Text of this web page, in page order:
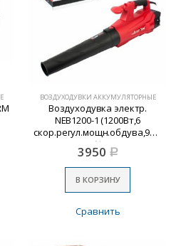
ВОЗДУХОДУВКИ АККУМУЛЯТОРНЫЕ
Воздуходувка электр.
NEB1200-1 (1200Вт,6
скор.регул.мощн.обдува,96м/
с) №1
3950 Р
В КОРЗИНУ
Сравнить